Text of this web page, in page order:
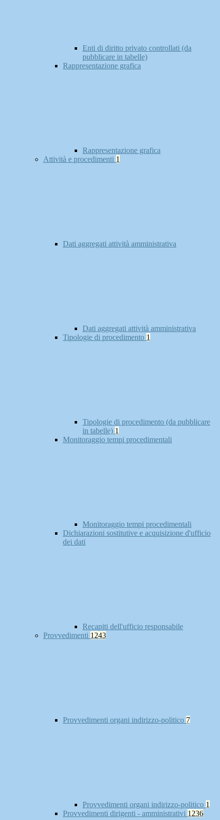
Enti di diritto privato controllati (da
pubblicare in tabelle)
Rappresentazione grafica
Rappresentazione grafica
Attività e procedimenti 1
Dati aggregati attività amministrativa
Dati aggregati attività amministrativa
Tipologie di procedimento 1
Tipologie di procedimento (da pubblicare
in tabelle) 1
Monitoraggio tempi procedimentali
Monitoraggio tempi procedimentali
Dichiarazioni sostitutive e acquisizione d'ufficio
dei dati
Recapiti dell'ufficio responsabile
Provvedimenti 1243
Provvedimenti organi indirizzo-politico 7
Provvedimenti organi indirizzo-politico 1
Provvedimenti dirigenti - amministrativi 1236